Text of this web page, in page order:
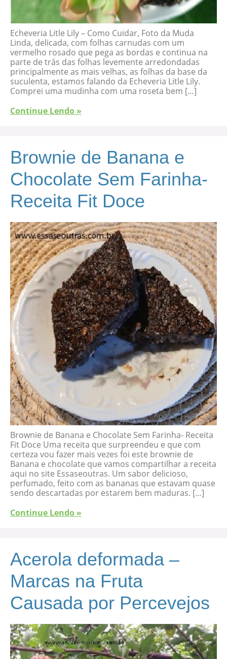
Echeveria Litle Lily – Como Cuidar, Foto da Muda
Linda, delicada, com folhas carnudas com um
vermelho rosado que pega as bordas e continua na
parte de trás das folhas levemente arredondadas
principalmente as mais velhas, as folhas da base da
suculenta, estamos falando da Echeveria Litle Lily.
Comprei uma mudinha com uma roseta bem […]
Continue Lendo »
Brownie de Banana e
Chocolate Sem Farinha-
Receita Fit Doce
Brownie de Banana e Chocolate Sem Farinha- Receita
Fit Doce Uma receita que surpreendeu e que com
certeza vou fazer mais vezes foi este brownie de
Banana e chocolate que vamos compartilhar a receita
aqui no site Essaseoutras. Um sabor delicioso,
perfumado, feito com as bananas que estavam quase
sendo descartadas por estarem bem maduras. […]
Continue Lendo »
Acerola deformada –
Marcas na Fruta
Causada por Percevejos